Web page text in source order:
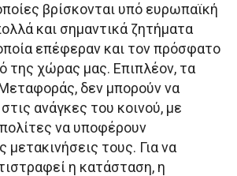
βρίσκονται υπό ευρωπαϊκή
και σημαντικά ζητήματα
επέφεραν και τον πρόσφατο
της χώρας μας. Επιπλέον, τα
δεν μπορούν να
ανάγκες του κοινού, με
να υποφέρουν
μετακινήσεις τους. Για να
η κατάσταση, η